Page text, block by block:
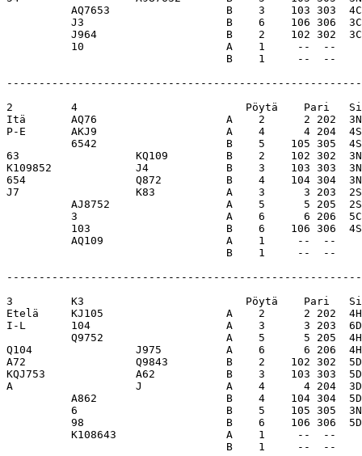
AQ7653                  B    3    103 303
J3                      B    6    106 306
J964                    B    2    102 302
10                      A    1     --
B    1     --
2         4                          Pöytä    Pari
Itä       AQ76                    A    2      2 202  3N
P-E       AKJ9                    A    4      4 204  4S
6542                    B    5    105 305
63                  KQ109         B    2    102 302  3N
K109852             J4            B    3    103 303
654                 Q872          B    4    104 304  3N
J7                  K83           A    3      3 203  2S
AJ8752                  A    5      5 205
3                       A    6      6 206
103                     B    6    106 306
AQ109                   A    1     --
B    1     --
3         K3                         Pöytä    Pari
Etelä     KJ105                   A    2      2 202  4H
I-L       104                     A    3      3 203  6D
Q9752                   A    5      5 205
Q104                J975          A    6      6 206  4H
A72                 Q9843         B    2    102 302  5D
KQJ753              A62           B    3    103 303
A                   J             A    4      4 204  3D
A862                    B    4    104 304
6                       B    5    105 305
98                      B    6    106 306
K108643                 A    1     --
B    1     --